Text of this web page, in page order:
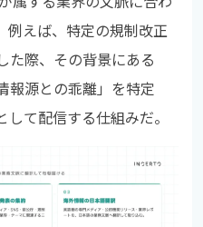
例えば、特定の規制改正
た際、その背景にある
報源との乖離」を特定
て配信する仕組みだ。